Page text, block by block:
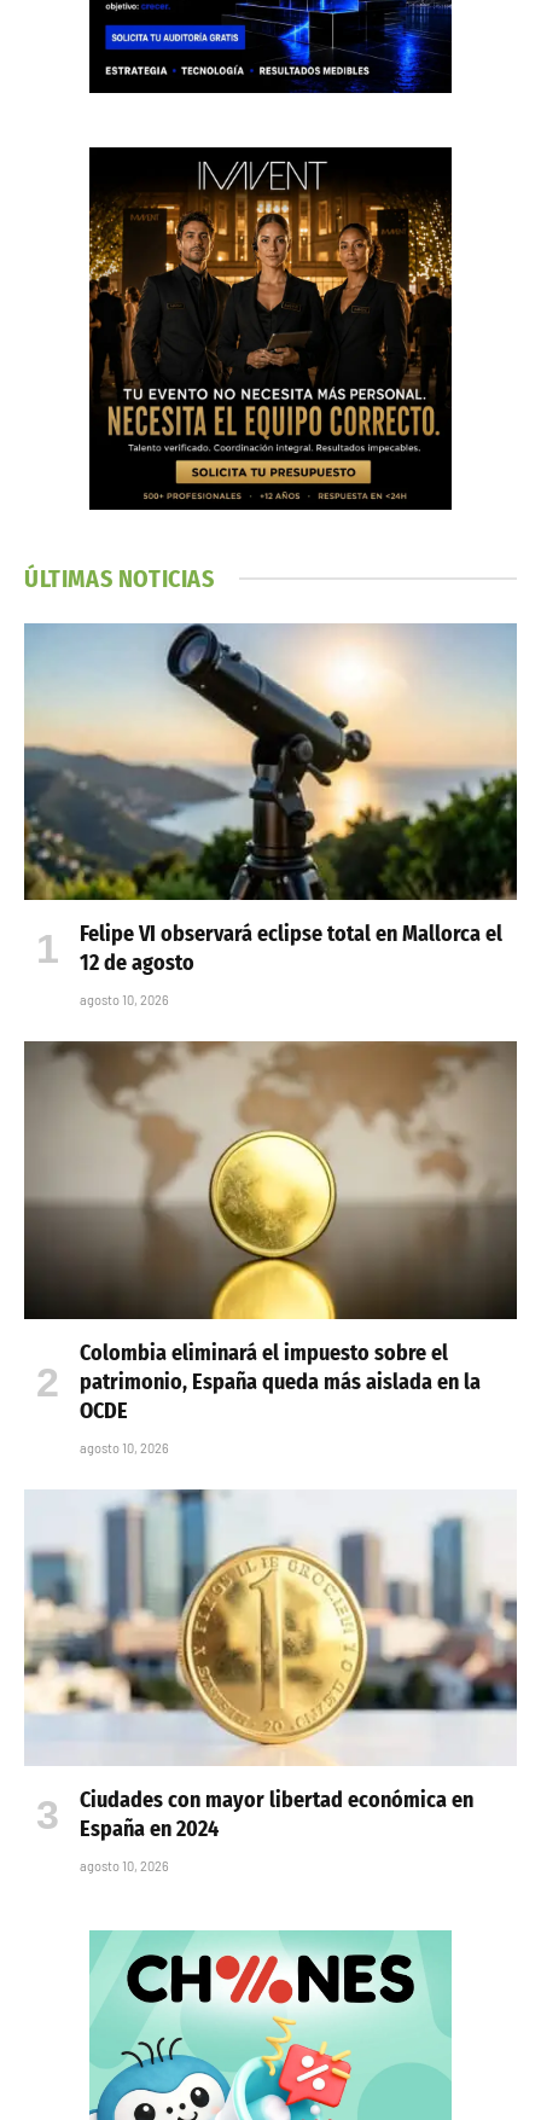
ÚLTIMAS NOTICIAS
Felipe VI observará eclipse total en Mallorca el
12 de agosto
agosto 10, 2026
Colombia eliminará el impuesto sobre el
patrimonio, España queda más aislada en la
OCDE
agosto 10, 2026
Ciudades con mayor libertad económica en
España en 2024
agosto 10, 2026